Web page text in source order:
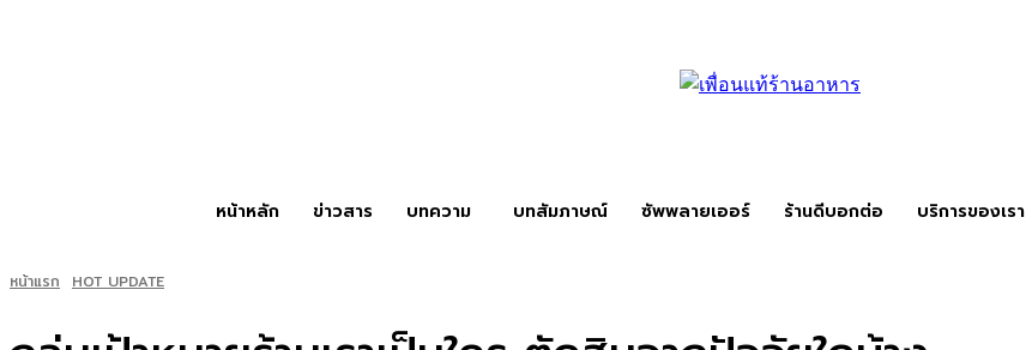
หน้าหลัก ข่าวสาร บทความ บทสัมภาษณ์ ซัพพลายเออร์ ร้านดีบอกต่อ บริการของเรา
หน้าแรก HOT UPDATE